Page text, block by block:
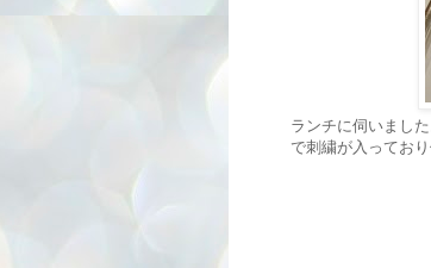
ランチに伺いまし
で刺繍が入っており